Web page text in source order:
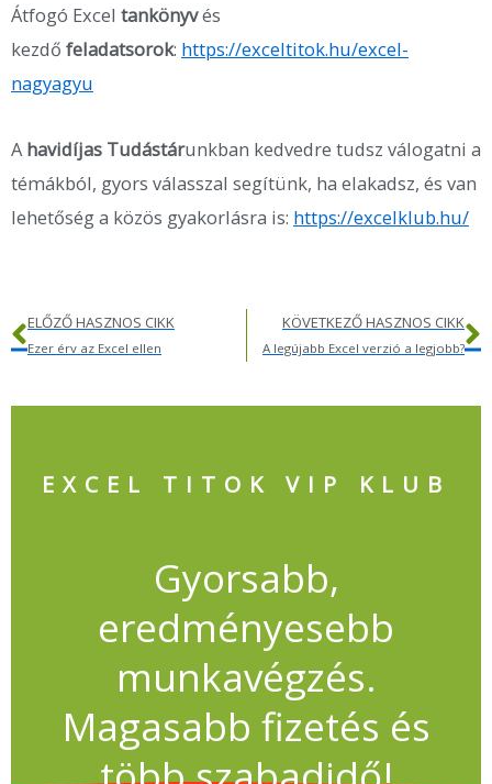
Átfogó Excel tankönyvés
kezdő feladatsorok: https://exceltitok.hu/excel-
nagyagyu
A havidíjas Tudástárunkban kedvedre tudsz válogatni a
témákból, gyors válasszal segítünk, ha elakadsz, és van
lehetőség a közös gyakorlásra is: https://excelklub.hu/
ELŐZŐ HASZNOS CIKK
Ezer érv az Excel ellen
KÖVETKEZŐ HASZNOS CIKK
A legújabb Excel verzió a legjobb?
EXCEL TITOK VIP KLUB
Gyorsabb,
eredményesebb
munkavégzés.
Magasabb fizetés és